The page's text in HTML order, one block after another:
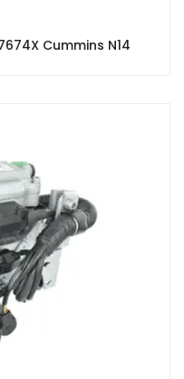
Cummins N14